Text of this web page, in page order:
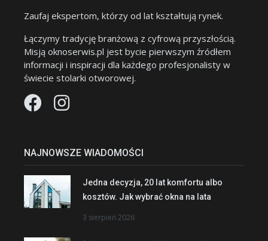
Zaufaj ekspertom, którzy od lat kształtują rynek.
Łączymy tradycję branżową z cyfrową przyszłością.
Misją oknoserwis.pl jest bycie pierwszym źródłem
informacji i inspiracji dla każdego profesjonalisty w
świecie stolarki otworowej.
NAJNOWSZE WIADOMOŚCI
Jedna decyzja, 20 lat komfortu albo
kosztów. Jak wybrać okna na lata
3 sierpień 2026